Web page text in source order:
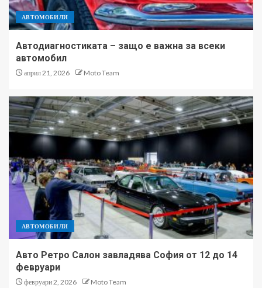
АВТОМОБИЛИ
Автодиагностиката – защо е важна за всеки
автомобил
април 21, 2026 Moto Team
АВТОМОБИЛИ
Авто Ретро Салон завладява София от 12 до 14
февруари
февруари 2, 2026 Moto Team